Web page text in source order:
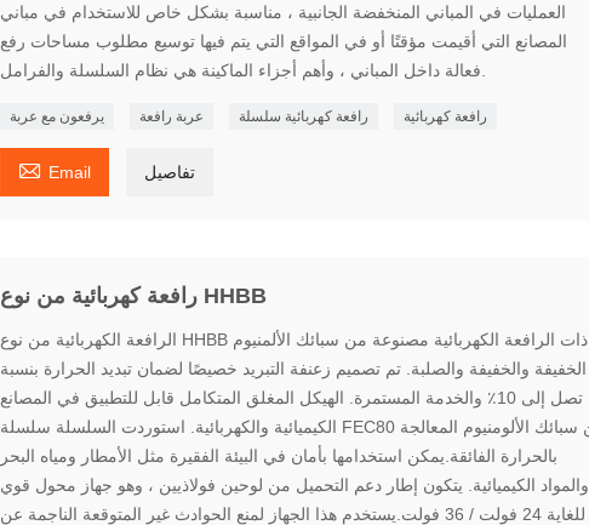
العمليات في المباني المنخفضة الجانبية ، مناسبة بشكل خاص للاستخدام في مباني
المصانع التي أقيمت مؤقتًا أو في المواقع التي يتم فيها توسيع مطلوب مساحات رفع
يرفعون مع عربة عربة رافعة رافعة كهربائية سلسلة رافعة كهربائية
 Email تفاصيل
رافعة كهربائية من نوع HHBB
الرافعة الكهربائية من نوع HHBB ذات الرافعة الكهربائية مصنوعة من سبائك الألمنيوم
الخفيفة والخفيفة والصلبة. تم تصميم زعنفة التبريد خصيصًا لضمان تبديد الحرارة بنسبة
تصل إلى 10٪ والخدمة المستمرة. الهيكل المغلق المتكامل قابل للتطبيق في المصانع
الكيميائية والكهربائية. استوردت السلسلة سلسلة FEC80 من سبائك الألومنيوم المعالجة
بالحرارة الفائقة.يمكن استخدامها بأمان في البيئة الفقيرة مثل الأمطار ومياه البحر
والمواد الكيميائية. يتكون إطار دعم التحميل من لوحين فولاذيين ، وهو جهاز محول قوي
للغاية 24 فولت / 36 فولت.يستخدم هذا الجهاز لمنع الحوادث غير المتوقعة الناجمة عن